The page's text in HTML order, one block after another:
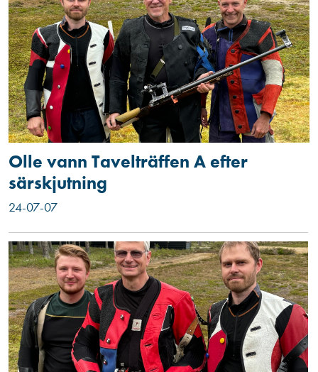
Olle vann Tavelträffen A efter
särskjutning
24-07-07